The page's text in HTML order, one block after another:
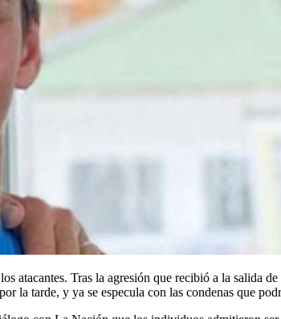
atacantes. Tras la agresión que recibió a la salida
la tarde, y ya se especula con las condenas que